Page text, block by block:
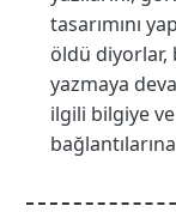
tasarımını
öldü diyorlar,
yazmaya
ilgili bilgiye